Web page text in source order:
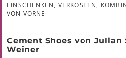
EINSCHENKEN, VERKOSTEN,
VON VORNE
Cement Shoes von Julian
Weiner